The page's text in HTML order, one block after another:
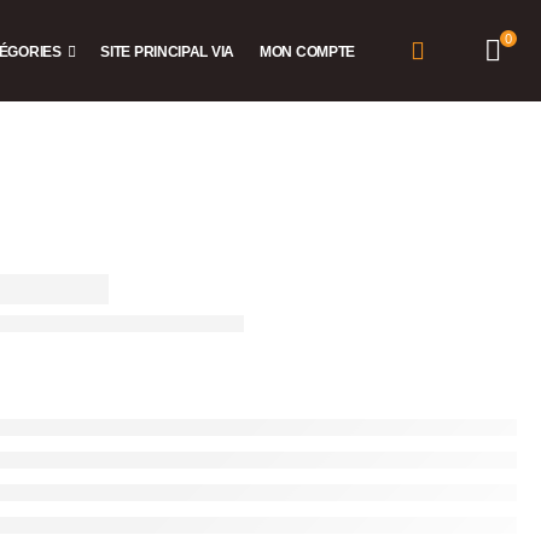
SITE PRINCIPAL VIA MON COMPTE
0